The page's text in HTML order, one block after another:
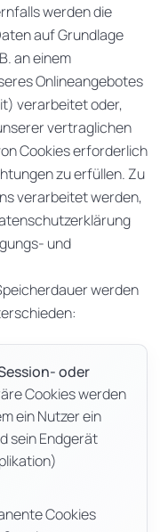
werden die
auf Grundlage
an einem
Onlineangebotes
verarbeitet oder,
vertraglichen
Cookies erforderlich
zu erfüllen. Zu
verarbeitet werden,
und
werden
oder
Cookies werden
ein Nutzer ein
sein Endgerät
Cookies